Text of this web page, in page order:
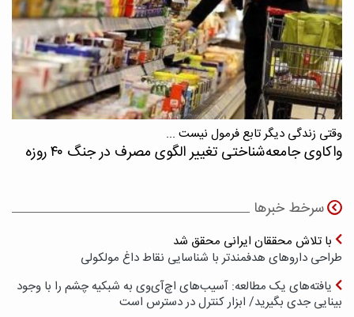
وقتی زندگی دیگر تابع فرمول نیست ...
واکاوی جامعه‌شناختی تغییر الگوی مصرف در جنگ ۴۰ روزه
سرخط خبرها
با تلاش محققان ایرانی محقق شد
طراحی داروهای هدفمندتر با شناسایی نقاط داغ مولکولی
یافته‌های یک مطالعه: آسیب‌های اچ‌آی‌وی به شبکیه چشم را با وجود
بینایی جدی بگیرید/ ابزار کنترل در دسترس است